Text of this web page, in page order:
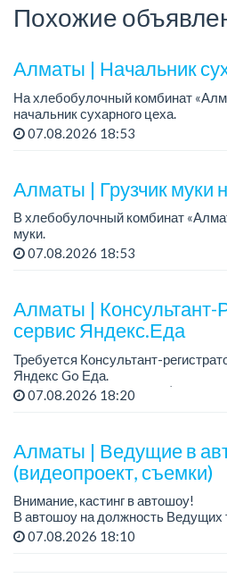
Похожие
Алматы | Начальник
На хлебобулочный комбинат
начальник сухарного цеха.
Зарплата: от 300 000 тенге на
Требования: оп...
07.08.2026 18:53
Алматы | Грузчик муки
В хлебобулочный комбинат
муки.
График работы: 5/2, с 09.00 до
07.08.2026 18:53
Алматы | Консультант-
сервис Яндекс.Еда
Требуется Консультант-
Яндекс Go Еда.
Условия: работа в офисе (Абылай
07.08.2026 18:20
Алматы | Ведущие в
(видеопроект, съемки)
Внимание, кастинг в автошоу!
В автошоу на должность Ведущих
парни. А также авто эксперты и
07.08.2026 18:10